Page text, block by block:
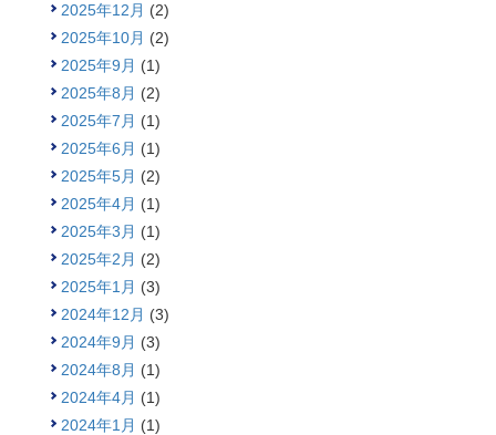
2025年12月 (2)
2025年10月 (2)
2025年9月 (1)
2025年8月 (2)
2025年7月 (1)
2025年6月 (1)
2025年5月 (2)
2025年4月 (1)
2025年3月 (1)
2025年2月 (2)
2025年1月 (3)
2024年12月 (3)
2024年9月 (3)
2024年8月 (1)
2024年4月 (1)
2024年1月 (1)